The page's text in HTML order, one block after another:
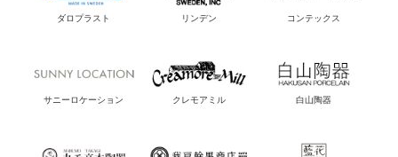
ダロプラスト リンデン コンテックス
サニーロケーション クレモアミル 白山陶器